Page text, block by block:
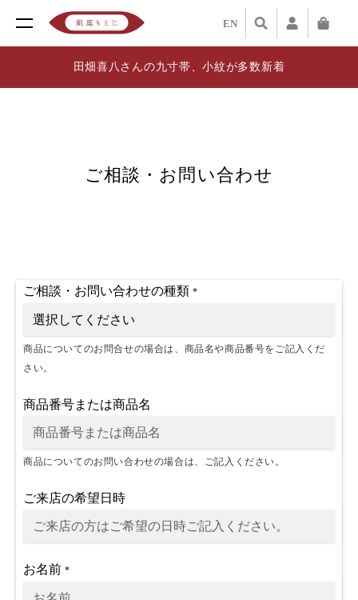
EN
田畑喜八さんの九寸帯、小紋が多数新着
ご相談・お問い合わせ
ご相談・お問い合わせの種類 *
商品についてのお問合せの場合は、商品名や商品番号をご記入くだ
さい。
商品番号または商品名
商品についてのお問い合わせの場合は、ご記入ください。
ご来店の希望日時
お名前 *